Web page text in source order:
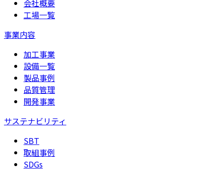
会社概要
工場一覧
事業内容
加工事業
設備一覧
製品事例
品質管理
開発事業
サステナビリティ
SBT
取組事例
SDGs